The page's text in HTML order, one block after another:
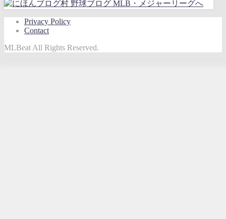
Privacy Policy
Contact
MLBeat All Rights Reserved.